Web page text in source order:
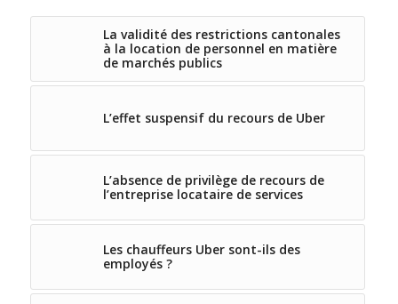
La validité des restrictions cantonales
à la location de personnel en matière
de marchés publics
L’effet suspensif du recours de Uber
L’absence de privilège de recours de
l’entreprise locataire de services
Les chauffeurs Uber sont-ils des
employés ?